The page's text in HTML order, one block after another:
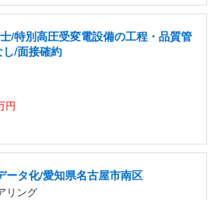
/特別高圧受変電設備の工程・品質管
/面接確約
円
ータ化/愛知県名古屋市南区
リング